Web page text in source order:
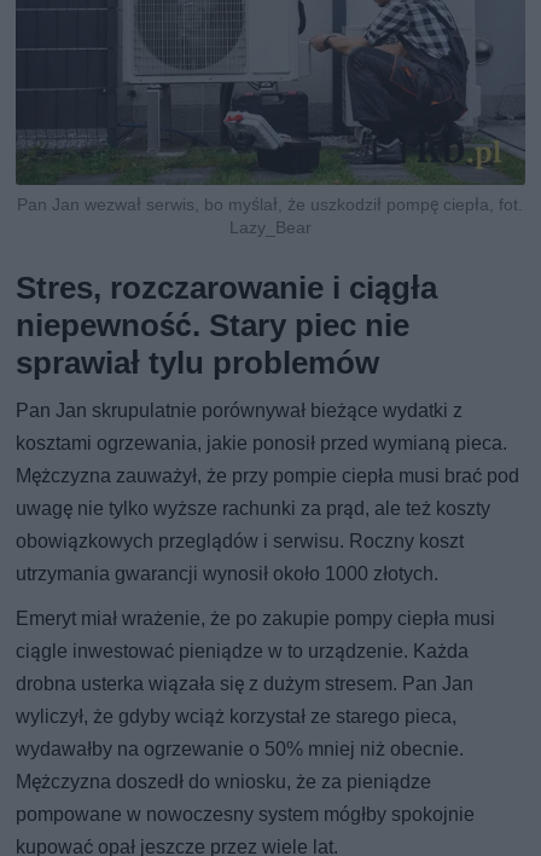
Pan Jan wezwał serwis, bo myślał, że uszkodził pompę ciepła, fot.
Lazy_Bear
Stres, rozczarowanie i ciągła
niepewność. Stary piec nie
sprawiał tylu problemów
Pan Jan skrupulatnie porównywał bieżące wydatki z
kosztami ogrzewania, jakie ponosił przed wymianą pieca.
Mężczyzna zauważył, że przy pompie ciepła musi brać pod
uwagę nie tylko wyższe rachunki za prąd, ale też koszty
obowiązkowych przeglądów i serwisu. Roczny koszt
utrzymania gwarancji wynosił około 1000 złotych.
Emeryt miał wrażenie, że po zakupie pompy ciepła musi
ciągle inwestować pieniądze w to urządzenie. Każda
drobna usterka wiązała się z dużym stresem. Pan Jan
wyliczył, że gdyby wciąż korzystał ze starego pieca,
wydawałby na ogrzewanie o 50% mniej niż obecnie.
Mężczyzna doszedł do wniosku, że za pieniądze
pompowane w nowoczesny system mógłby spokojnie
kupować opał jeszcze przez wiele lat.